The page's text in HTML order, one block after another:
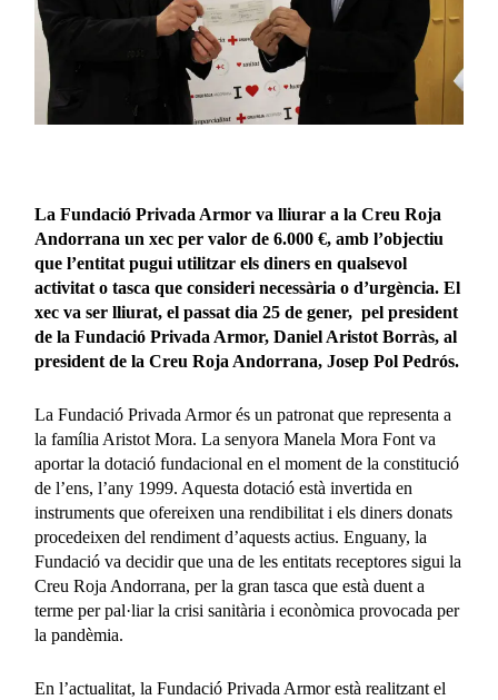
La Fundació Privada Armor va lliurar a la Creu Roja
Andorrana un xec per valor de 6.000€, amb l’objectiu
que l’entitat pugui utilitzar els diners en qualsevol
activitat o tasca que consideri necessària o d’urgència. El
xec va ser lliurat, el passat dia 25 de gener, pel president
de la Fundació Privada Armor, Daniel Aristot Borràs, al
president de la Creu Roja Andorrana, Josep Pol Pedrós.
La Fundació Privada Armor és un patronat que representa a
la família Aristot Mora. La senyora Manela Mora Font va
aportar la dotació fundacional en el moment de la constitució
de l’ens, l’any 1999. Aquesta dotació està invertida en
instruments que ofereixen una rendibilitat i els diners donats
procedeixen del rendiment d’aquests actius. Enguany, la
Fundació va decidir que una de les entitats receptores sigui la
Creu Roja Andorrana, per la gran tasca que està duent a
terme per pal·liar la crisi sanitària i econòmica provocada per
la pandèmia.
En l’actualitat, la Fundació Privada Armor està realitzant el